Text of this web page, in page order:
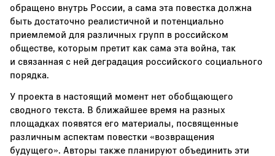
обращено внутрь России, а сама эта повестка должна
быть достаточно реалистичной и потенциально
приемлемой для различных групп в российском
обществе, которым претит как сама эта война, так
и связанная с ней деградация российского социального
порядка.
У проекта в настоящий момент нет обобщающего
сводного текста. В ближайшее время на разных
площадках появятся его материалы, посвященные
различным аспектам повестки «возвращения
будущего». Авторы также планируют объединить эти